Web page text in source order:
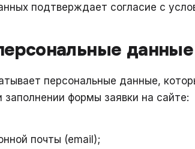
подтверждает согласие с
персональные данные,
заполнении формы заявки на сайте:
почты (email);